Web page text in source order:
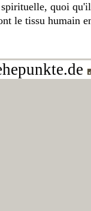
quoi
le tissu humain